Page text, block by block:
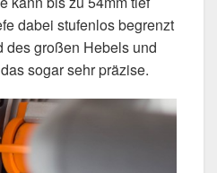
dabei stufenlos begrenzt
des großen Hebels und
sogar sehr präzise.